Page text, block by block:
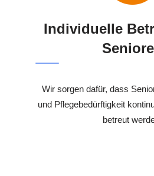
Individuelle
Wir sorgen dafür, dass
und Pflegebedürftigkeit
betreut